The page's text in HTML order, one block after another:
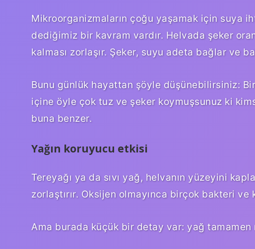
Mikroorganizmaların çoğu yaşamak için suya
dediğimiz bir kavram vardır. Helvada şeker
kalması zorlaşır. Şeker, suyu adeta bağlar ve
Bunu günlük hayattan şöyle düşünebilirsiniz:
içine öyle çok tuz ve şeker koymuşsunuz ki
buna benzer.
Yağın koruyucu etkisi
Tereyağı ya da sıvı yağ, helvanın yüzeyini
zorlaştırır. Oksijen olmayınca birçok bakteri
Ama burada küçük bir detay var: yağ tamamen